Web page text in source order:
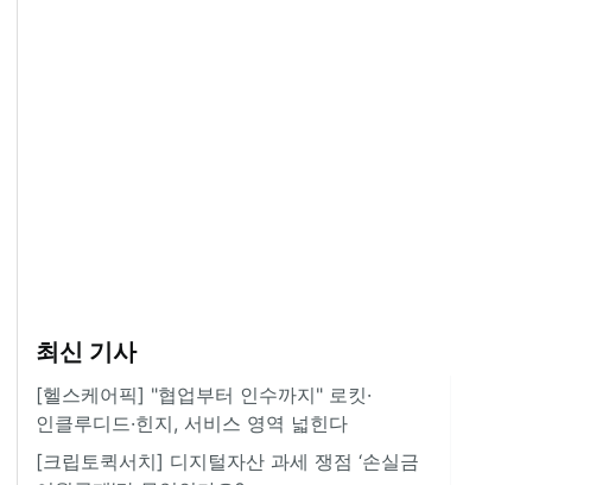
최신 기사
[헬스케어픽] "협업부터 인수까지" 로킷·
인클루디드·힌지, 서비스 영역 넓힌다
[크립토퀵서치] 디지털자산 과세 쟁점 ‘손실금